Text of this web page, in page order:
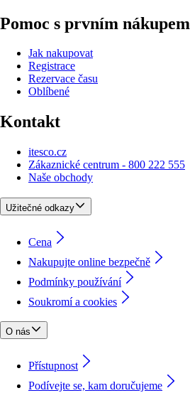
Pomoc s prvním nákupem
Jak nakupovat
Registrace
Rezervace času
Oblíbené
Kontakt
itesco.cz
Zákaznické centrum - 800 222 555
Naše obchody
Užitečné odkazy
Cena
Nakupujte online bezpečně
Podmínky používání
Soukromí a cookies
O nás
Přístupnost
Podívejte se, kam doručujeme